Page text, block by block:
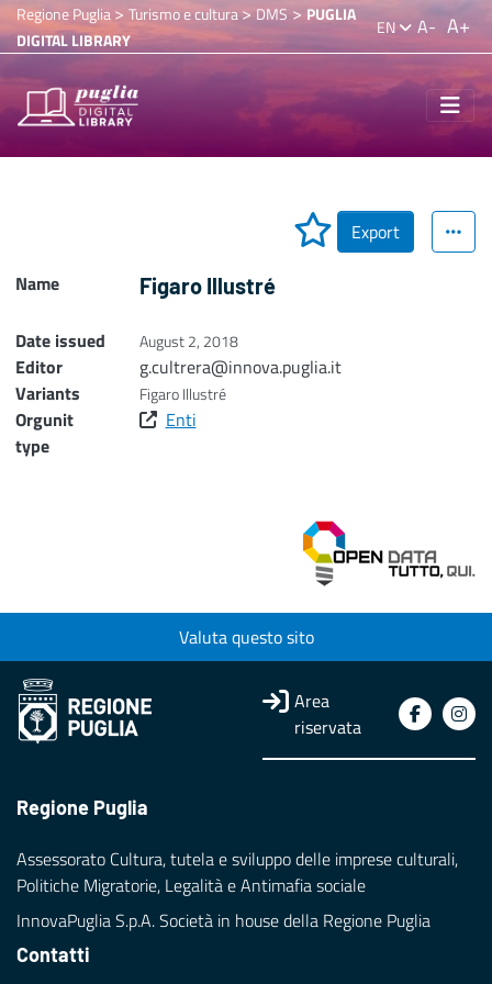
Regione Puglia> Turismo e cultura>DMS > PUGLIA
DIGITAL LIBRARY
EN A- A+
Export
Name
Figaro Illustré
Date issued August 2, 2018
Editor
g.cultrera@innova.puglia.it
Variants
Figaro Illustré
Orgunit
type
Enti
Valuta questo sito
Area
riservata
Regione Puglia
Assessorato Cultura, tutela e sviluppo delle imprese culturali,
Politiche Migratorie, Legalità e Antimafia sociale
InnovaPuglia S.p.A. Società in house della Regione Puglia
Contatti